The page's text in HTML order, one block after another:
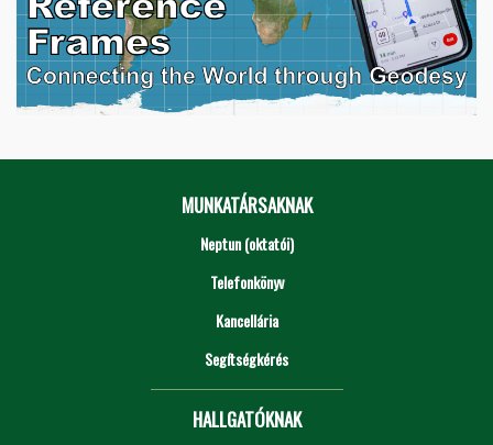
MUNKATÁRSAKNAK
Neptun (oktatói)
Telefonkönyv
Kancellária
Segítségkérés
HALLGATÓKNAK